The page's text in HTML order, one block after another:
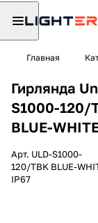
Главная
Гирлянда
S1000-120/
BLUE-
Арт. ULD-S1000-
120/TBK BLUE-
IP67